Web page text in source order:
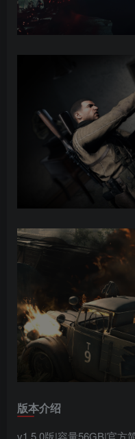
版本介绍
v1.5.0版|容量56GB|官方